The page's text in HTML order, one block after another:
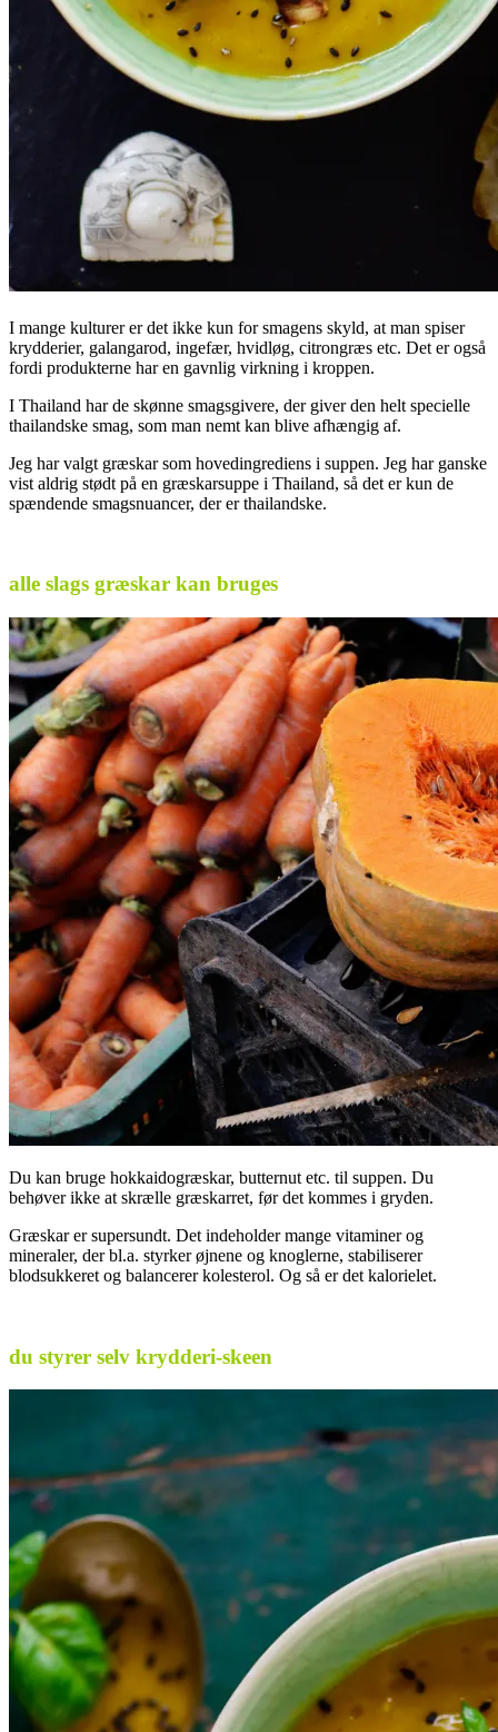
I mange kulturer er det ikke kun for smagens skyld, at man spiser
krydderier, galangarod, ingefær, hvidløg, citrongræs etc. Det er også
fordi produkterne har en gavnlig virkning i kroppen.
I Thailand har de skønne smagsgivere, der giver den helt specielle
thailandske smag, som man nemt kan blive afhængig af.
Jeg har valgt græskar som hovedingrediens i suppen. Jeg har ganske
vist aldrig stødt på en græskarsuppe i Thailand, så det er kun de
spændende smagsnuancer, der er thailandske.
alle slags græskar kan bruges
Du kan bruge hokkaidogræskar, butternut etc. til suppen. Du
behøver ikke at skrælle græskarret, før det kommes i gryden.
Græskar er supersundt. Det indeholder mange vitaminer og
mineraler, der bl.a. styrker øjnene og knoglerne, stabiliserer
blodsukkeret og balancerer kolesterol. Og så er det kalorielet.
du styrer selv krydderi-skeen